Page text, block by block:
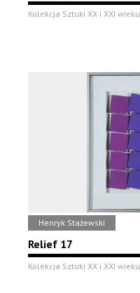
Kolekcja Sztuki XX i XXI wieku
Henryk Stażewski
Relief 17
Kolekcja Sztuki XX i XXI wieku